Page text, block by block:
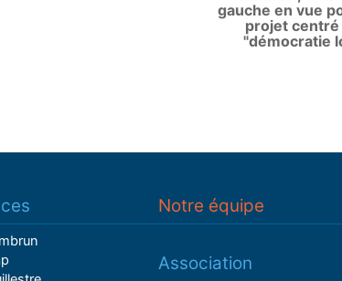
gauche en vue
projet centré
"démocratie
Notre équipe
Association